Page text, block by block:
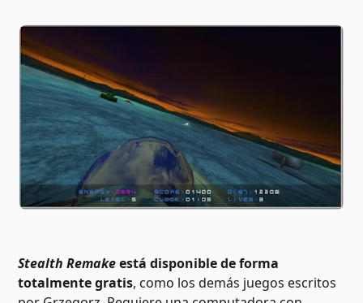
Stealth Remakeestá disponible de forma
totalmente gratis, como los demás juegos escritos